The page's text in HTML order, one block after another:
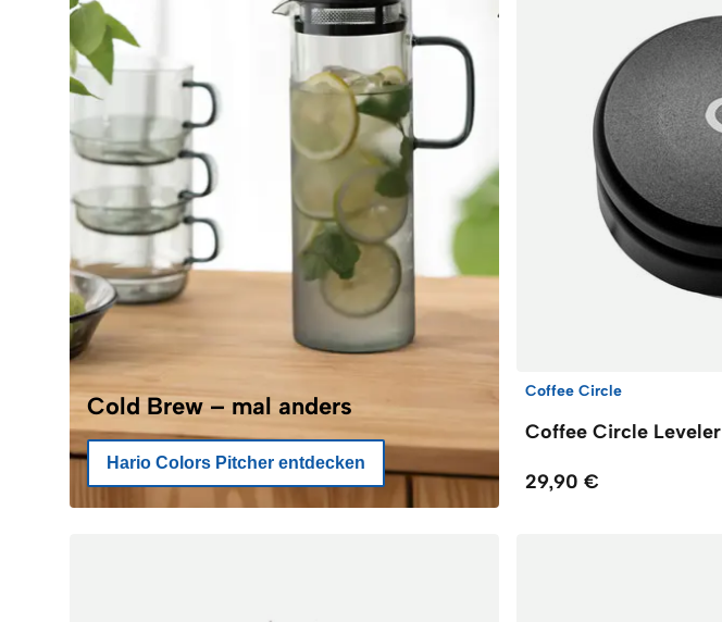
Cold Brew – mal anders
Hario Colors Pitcher entdecken
Coffee Circle
Coffee Circle Leveler
29,90 €